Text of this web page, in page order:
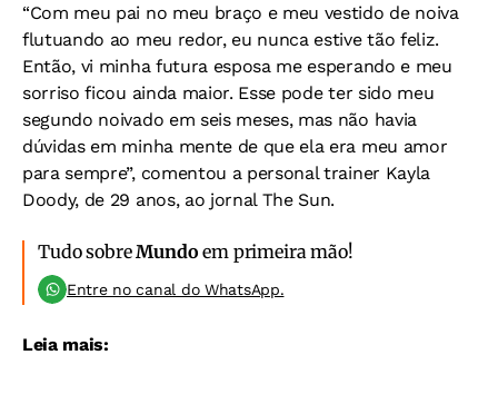
“Com meu pai no meu braço e meu vestido de noiva
flutuando ao meu redor, eu nunca estive tão feliz.
Então, vi minha futura esposa me esperando e meu
sorriso ficou ainda maior. Esse pode ter sido meu
segundo noivado em seis meses, mas não havia
dúvidas em minha mente de que ela era meu amor
para sempre”, comentou a personal trainer Kayla
Doody, de 29 anos, ao jornal The Sun.
Tudo sobreMundo em primeira mão!
Entre no canal do WhatsApp.
Leia mais: